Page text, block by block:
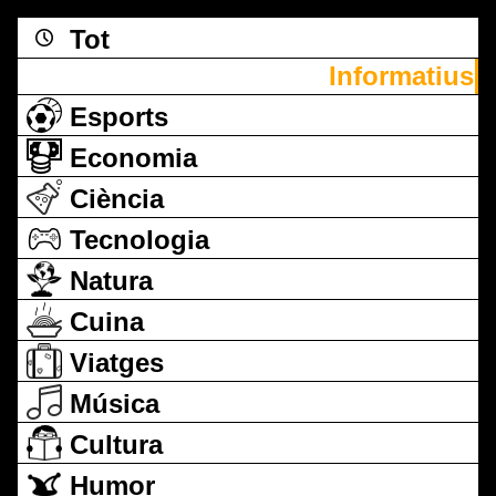
Tot
Informatius
Esports
Economia
Ciència
Tecnologia
Natura
Cuina
Viatges
Música
Cultura
Humor